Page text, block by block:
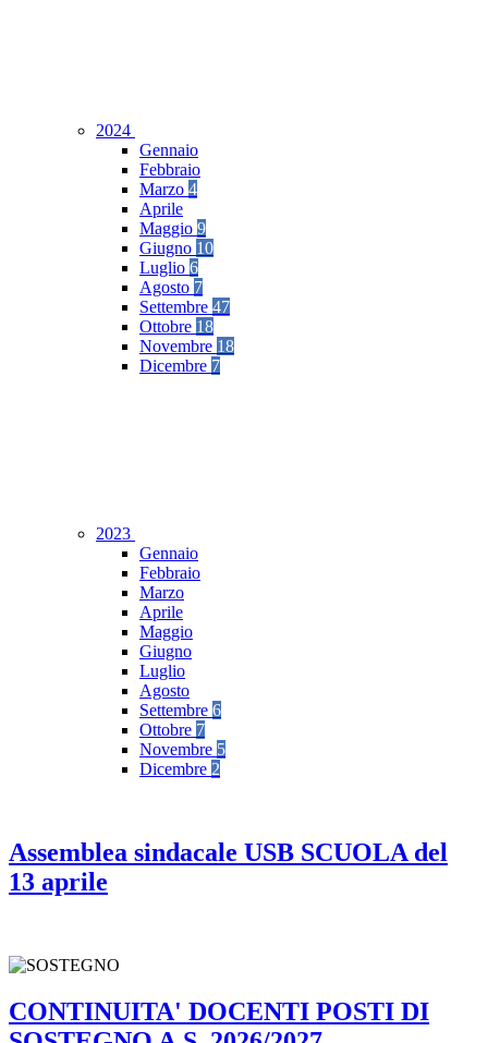
2024
Gennaio
Febbraio
Marzo 4
Aprile
Maggio 9
Giugno 10
Luglio 6
Agosto 7
Settembre 47
Ottobre 18
Novembre 18
Dicembre 7
2023
Gennaio
Febbraio
Marzo
Aprile
Maggio
Giugno
Luglio
Agosto
Settembre 6
Ottobre 7
Novembre 5
Dicembre 2
Assemblea sindacale USB SCUOLA del
13 aprile
CONTINUITA' DOCENTI POSTI DI